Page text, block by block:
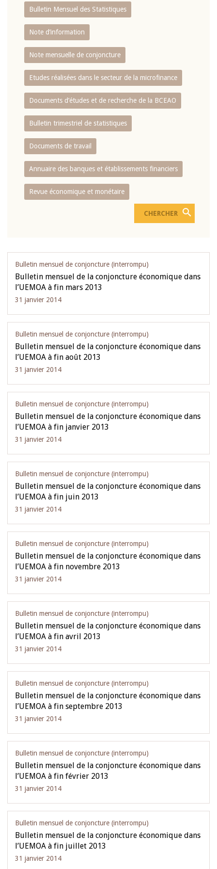
Bulletin Mensuel des Statistiques
Note d’information
Note mensuelle de conjoncture
Etudes réalisées dans le secteur de la microfinance
Documents d’études et de recherche de la BCEAO
Bulletin trimestriel de statistiques
Documents de travail
Annuaire des banques et établissements financiers
Revue économique et monétaire
Bulletin mensuel de conjoncture (interrompu)
Bulletin mensuel de la conjoncture économique dans
l’UEMOA à fin mars 2013
31 janvier 2014
Bulletin mensuel de conjoncture (interrompu)
Bulletin mensuel de la conjoncture économique dans
l’UEMOA à fin août 2013
31 janvier 2014
Bulletin mensuel de conjoncture (interrompu)
Bulletin mensuel de la conjoncture économique dans
l’UEMOA à fin janvier 2013
31 janvier 2014
Bulletin mensuel de conjoncture (interrompu)
Bulletin mensuel de la conjoncture économique dans
l’UEMOA à fin juin 2013
31 janvier 2014
Bulletin mensuel de conjoncture (interrompu)
Bulletin mensuel de la conjoncture économique dans
l’UEMOA à fin novembre 2013
31 janvier 2014
Bulletin mensuel de conjoncture (interrompu)
Bulletin mensuel de la conjoncture économique dans
l’UEMOA à fin avril 2013
31 janvier 2014
Bulletin mensuel de conjoncture (interrompu)
Bulletin mensuel de la conjoncture économique dans
l’UEMOA à fin septembre 2013
31 janvier 2014
Bulletin mensuel de conjoncture (interrompu)
Bulletin mensuel de la conjoncture économique dans
l’UEMOA à fin février 2013
31 janvier 2014
Bulletin mensuel de conjoncture (interrompu)
Bulletin mensuel de la conjoncture économique dans
l’UEMOA à fin juillet 2013
31 janvier 2014